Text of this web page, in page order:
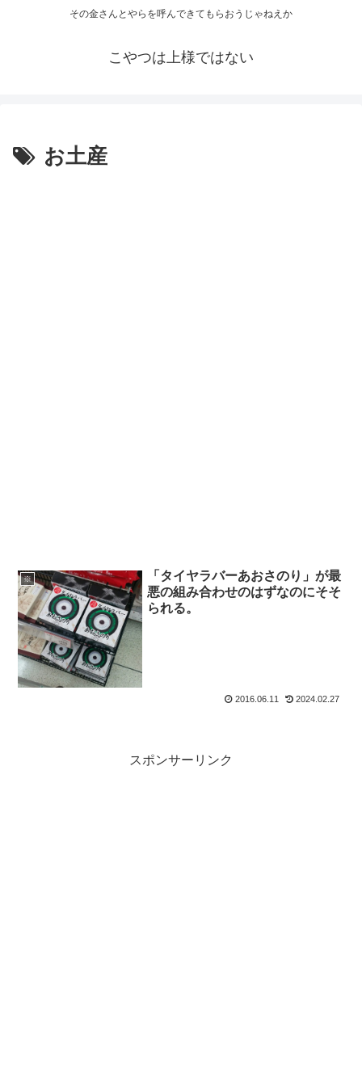
その金さんとやらを呼んできてもらおうじゃねえか
こやつは上様ではない
お土産
※
「タイヤラバーあおさのり」が最
悪の組み合わせのはずなのにそそ
られる。
2016.06.11 2024.02.27
スポンサーリンク